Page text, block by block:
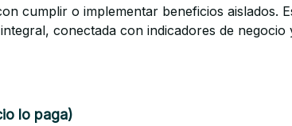
cumplir o implementar beneficios aislados.
conectada con indicadores de negocio
lo paga)